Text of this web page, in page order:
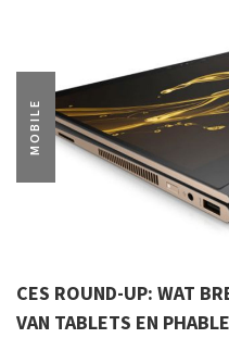
MOBILE
CES ROUND-UP: WAT
VAN TABLETS EN